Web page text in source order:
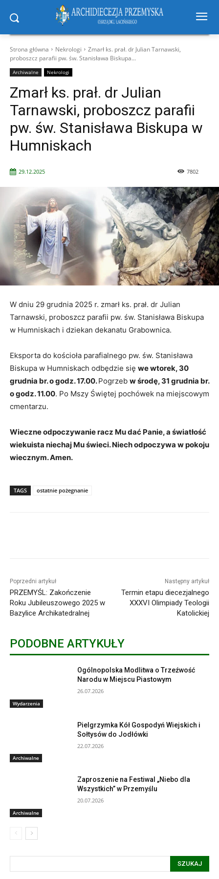
Strona główna Nekrologi
Zmarł ks. prał. dr Julian Tarnawski,
proboszcz parafii pw. św. Stanisława Biskupa...
Archiwalne Nekrologi
Zmarł ks. prał. dr Julian
Tarnawski, proboszcz parafii
pw. św. Stanisława Biskupa w
Humniskach
29.12.2025 7802
W dniu 29 grudnia 2025 r. zmarł ks. prał. dr Julian
Tarnawski, proboszcz parafii pw. św. Stanisława Biskupa
w Humniskach i dziekan dekanatu Grabownica.
Eksporta do kościoła parafialnego pw. św. Stanisława
Biskupa w Humniskach odbędzie się we wtorek, 30
grudnia br. o godz. 17.00.Pogrzeb w środę, 31 grudnia br.
o godz. 11.00. Po Mszy Świętej pochówek na miejscowym
cmentarzu.
Wieczne odpoczywanie racz Mu dać Panie, a światłość
wiekuista niechaj Mu świeci. Niech odpoczywa w pokoju
wiecznym. Amen.
TAGS ostatnie pożegnanie
Poprzedni artykuł
PRZEMYŚL: Zakończenie
Roku Jubileuszowego 2025 w
Bazylice Archikatedralnej
Następny artykuł
Termin etapu diecezjalnego
XXXVI Olimpiady Teologii
Katolickiej
PODOBNE ARTYKUŁY
Wydarzenia
Ogólnopolska Modlitwa o Trzeźwość
Narodu w Miejscu Piastowym
26.07.2026
Archiwalne
Pielgrzymka Kół Gospodyń Wiejskich i
Sołtysów do Jodłówki
22.07.2026
Archiwalne
Zaproszenie na Festiwal „Niebo dla
Wszystkich” w Przemyślu
20.07.2026
SZUKAJ